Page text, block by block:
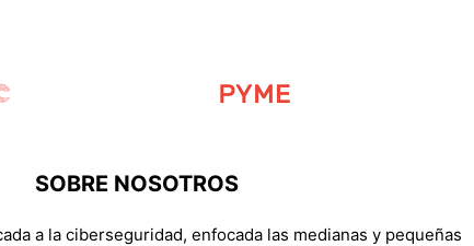
SOBRE NOSOTROS
a la ciberseguridad, enfocada las medianas y pequeñas